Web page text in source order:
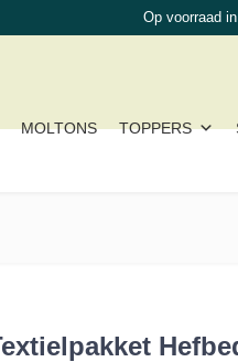
Op voorraad
MOLTONS TOPPERS